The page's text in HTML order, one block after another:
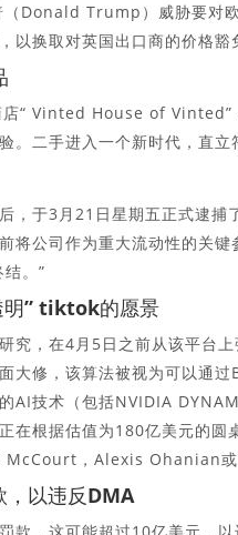
（Donald Trump）威胁要对
以换取对英国出口商的价格豁
“ Vinted House of Vinted”
。二手进入一个新时代，直立
，于3月21日星期五正式逮捕
将公司作为重大流动性的关
。”
明” tiktok的愿景
究，在4月5日之前从该平台
大修，该算法被视为可以通
AI技术（包括NVIDIA
在根据估值为180亿美元的
McCourt，Alexis Ohanian
以违反DMA